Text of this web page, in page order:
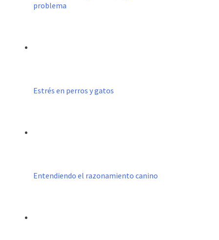
problema
Estrés en perros y gatos
Entendiendo el razonamiento canino